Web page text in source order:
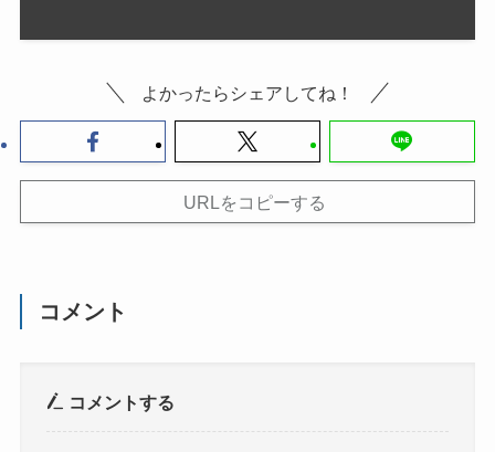
よかったらシェアしてね！
URLをコピーする
コメント
コメントする